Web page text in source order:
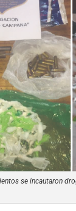
se incautaron